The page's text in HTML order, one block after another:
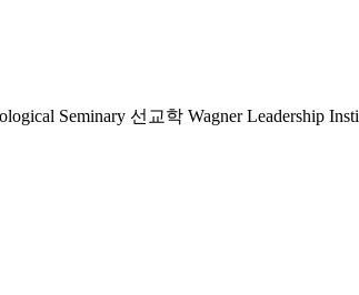
Seminary 선교학 Wagner Leadership